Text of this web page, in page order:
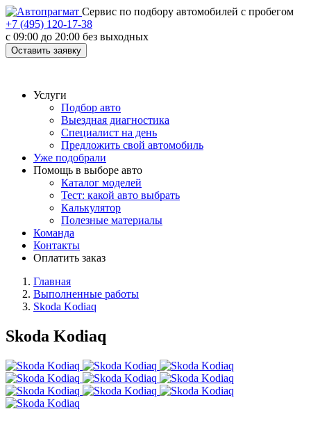
Cервис по подбору автомобилей с пробегом
+7 (495) 120-17-38
с 09:00 до 20:00 без выходных
Оставить заявку
Услуги
Подбор авто
Выездная диагностика
Специалист на день
Предложить свой автомобиль
Уже подобрали
Помощь в выборе авто
Каталог моделей
Тест: какой авто выбрать
Калькулятор
Полезные материалы
Команда
Контакты
Оплатить заказ
Главная
Выполненные работы
Skoda Kodiaq
Skoda Kodiaq